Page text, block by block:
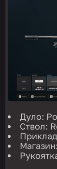
Дуло:
Ствол: